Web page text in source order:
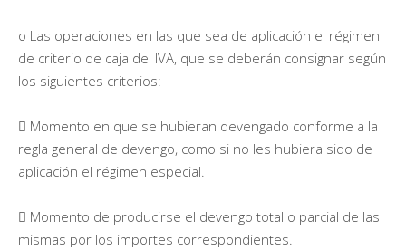
o Las operaciones en las que sea de aplicación el régimen
de criterio de caja del IVA, que se deberán consignar según
los siguientes criterios:
 Momento en que se hubieran devengado conforme a la
regla general de devengo, como si no les hubiera sido de
aplicación el régimen especial.
 Momento de producirse el devengo total o parcial de las
mismas por los importes correspondientes.